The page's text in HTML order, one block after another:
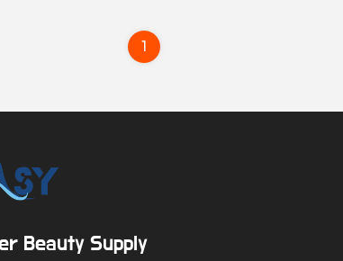
1
Beauty Supply